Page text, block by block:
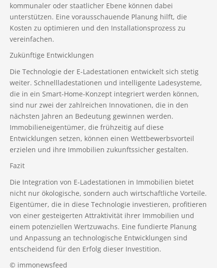
kommunaler oder staatlicher Ebene können dabei
unterstützen. Eine vorausschauende Planung hilft, die
Kosten zu optimieren und den Installationsprozess zu
vereinfachen.
Zukünftige Entwicklungen
Die Technologie der E-Ladestationen entwickelt sich stetig
weiter. Schnellladestationen und intelligente Ladesysteme,
die in ein Smart-Home-Konzept integriert werden können,
sind nur zwei der zahlreichen Innovationen, die in den
nächsten Jahren an Bedeutung gewinnen werden.
Immobilieneigentümer, die frühzeitig auf diese
Entwicklungen setzen, können einen Wettbewerbsvorteil
erzielen und ihre Immobilien zukunftssicher gestalten.
Fazit
Die Integration von E-Ladestationen in Immobilien bietet
nicht nur ökologische, sondern auch wirtschaftliche Vorteile.
Eigentümer, die in diese Technologie investieren, profitieren
von einer gesteigerten Attraktivität ihrer Immobilien und
einem potenziellen Wertzuwachs. Eine fundierte Planung
und Anpassung an technologische Entwicklungen sind
entscheidend für den Erfolg dieser Investition.
© immonewsfeed